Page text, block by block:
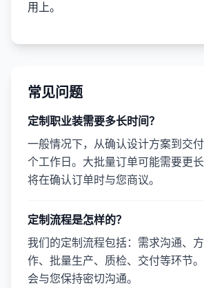
用上。
常见问题
定制职业装需要多长时间？
一般情况下，从确认设计方案到交
个工作日。大批量订单可能需要更
将在确认订单时与您商议。
定制流程是怎样的？
我们的定制流程包括：需求沟通、
作、批量生产、质检、交付等环节
会与您保持密切沟通。